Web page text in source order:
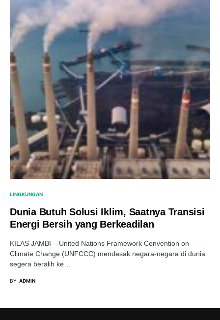
LINGKUNGAN
Dunia Butuh Solusi Iklim, Saatnya Transisi
Energi Bersih yang Berkeadilan
KILAS JAMBI – United Nations Framework Convention on
Climate Change (UNFCCC) mendesak negara-negara di dunia
segera beralih ke…
BY ADMIN